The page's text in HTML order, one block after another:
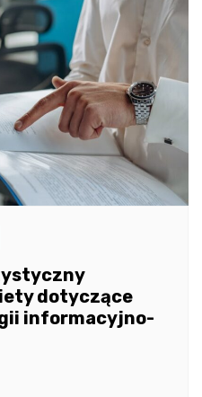
dotyczące
informacyjno-